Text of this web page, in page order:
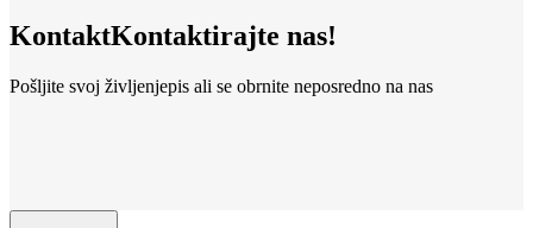
KontaktKontaktirajte nas!
Pošljite svoj življenjepis ali se obrnite neposredno na nas